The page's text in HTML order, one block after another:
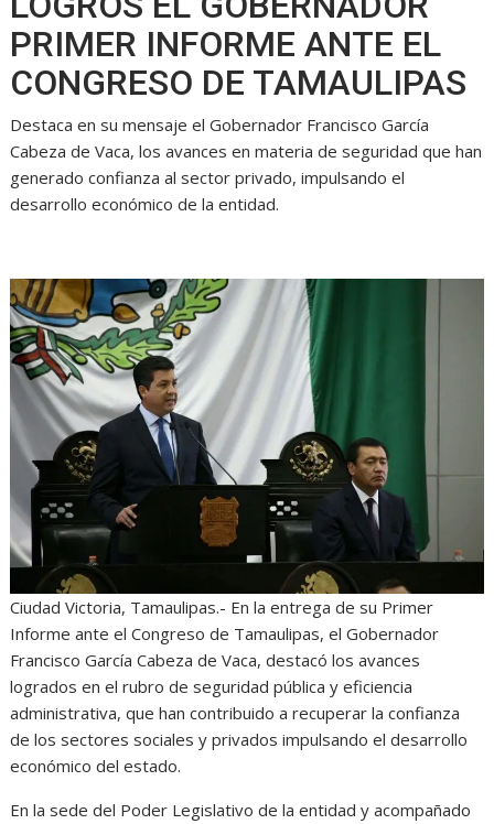
s
A
b
o
k
e
n
r
g
r
t
PRIMER INFORME ANTE EL
CONGRESO DE TAMAULIPAS
Destaca en su mensaje el Gobernador Francisco García
Cabeza de Vaca, los avances en materia de seguridad que han
generado confianza al sector privado, impulsando el
desarrollo económico de la entidad.
Ciudad Victoria, Tamaulipas.- En la entrega de su Primer
Informe ante el Congreso de Tamaulipas, el Gobernador
Francisco García Cabeza de Vaca, destacó los avances
logrados en el rubro de seguridad pública y eficiencia
administrativa, que han contribuido a recuperar la confianza
de los sectores sociales y privados impulsando el desarrollo
económico del estado.
En la sede del Poder Legislativo de la entidad y acompañado